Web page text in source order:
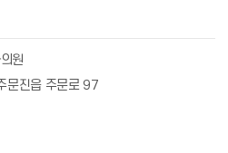
원
문진읍 주문로 97